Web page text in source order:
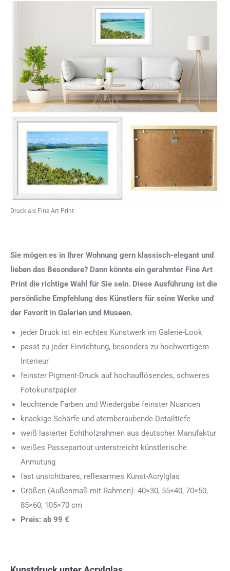
Druck als Fine Art Print
Sie mögen es in Ihrer Wohnung gern klassisch-elegant und
lieben das Besondere? Dann könnte ein gerahmter Fine Art
Print die richtige Wahl für Sie sein. Diese Ausführung ist die
persönliche Empfehlung des Künstlers für seine Werke und
der Favorit in Galerien und Museen.
jeder Druck ist ein echtes Kunstwerk im Galerie-Look
passt zu jeder Einrichtung, besonders zu hochwertigem
Interieur
feinster Pigment-Druck auf hochauflösendes, schweres
Fotokunstpapier
leuchtende Farben und Wiedergabe feinster Nuancen
knackige Schärfe und atemberaubende Detailtiefe
weiß lasierter Echtholzrahmen aus deutscher Manufaktur
weißes Passepartout unterstreicht künstlerische
Anmutung
fast unsichtbares, reflexarmes Kunst-Acrylglas
Größen (Außenmaß mit Rahmen): 40×30, 55×40, 70×50,
85×60, 105×70 cm
Preis: ab 99 €